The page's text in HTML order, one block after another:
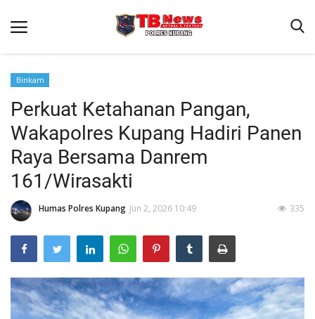
Beranda
Terms & Conditions
Reskrim
Binkam
Giat Ops
Lantas
Jurnal Kamtibmas
Satwil
Binkam
Perkuat Ketahanan Pangan,
Wakapolres Kupang Hadiri Panen
Raya Bersama Danrem
161/Wirasakti
Humas Polres Kupang Jun 2, 2026 10:49 335